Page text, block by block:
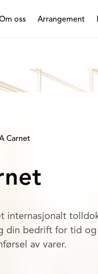
oss Arrangement
Carnet
internasjonalt
din bedrift for tid
av varer.